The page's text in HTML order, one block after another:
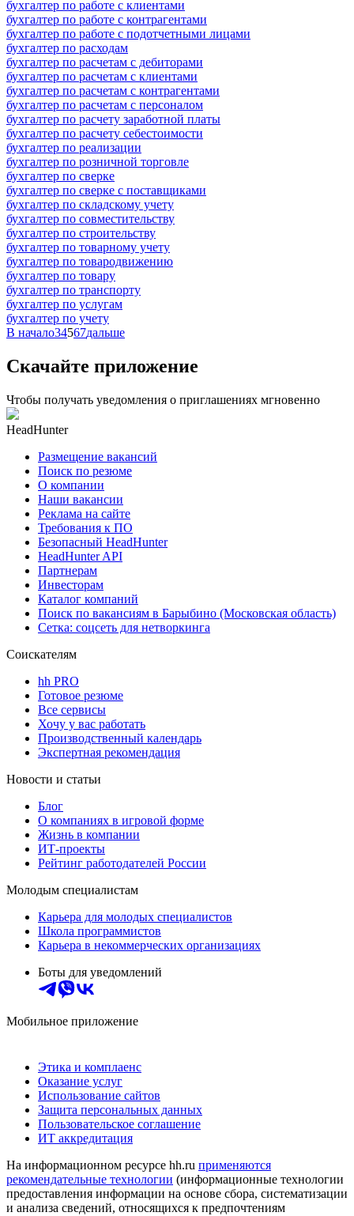
бухгалтер по работе с клиентами
бухгалтер по работе с контрагентами
бухгалтер по работе с подотчетными лицами
бухгалтер по расходам
бухгалтер по расчетам с дебиторами
бухгалтер по расчетам с клиентами
бухгалтер по расчетам с контрагентами
бухгалтер по расчетам с персоналом
бухгалтер по расчету заработной платы
бухгалтер по расчету себестоимости
бухгалтер по реализации
бухгалтер по розничной торговле
бухгалтер по сверке
бухгалтер по сверке с поставщиками
бухгалтер по складскому учету
бухгалтер по совместительству
бухгалтер по строительству
бухгалтер по товарному учету
бухгалтер по товародвижению
бухгалтер по товару
бухгалтер по транспорту
бухгалтер по услугам
бухгалтер по учету
В начало34567дальше
Скачайте приложение
Чтобы получать уведомления о приглашениях мгновенно
HeadHunter
Размещение вакансий
Поиск по резюме
О компании
Наши вакансии
Реклама на сайте
Требования к ПО
Безопасный HeadHunter
HeadHunter API
Партнерам
Инвесторам
Каталог компаний
Поиск по вакансиям в Барыбино (Московская область)
Сетка: соцсеть для нетворкинга
Соискателям
hh PRO
Готовое резюме
Все сервисы
Хочу у вас работать
Производственный календарь
Экспертная рекомендация
Новости и статьи
Блог
О компаниях в игровой форме
Жизнь в компании
ИТ-проекты
Рейтинг работодателей России
Молодым специалистам
Карьера для молодых специалистов
Школа программистов
Карьера в некоммерческих организациях
Боты для уведомлений
Мобильное приложение
Этика и комплаенс
Оказание услуг
Использование сайтов
Защита персональных данных
Пользовательское соглашение
ИТ аккредитация
На информационном ресурсе hh.ru применяются
рекомендательные технологии (информационные технологии
предоставления информации на основе сбора, систематизации
и анализа сведений, относящихся к предпочтениям